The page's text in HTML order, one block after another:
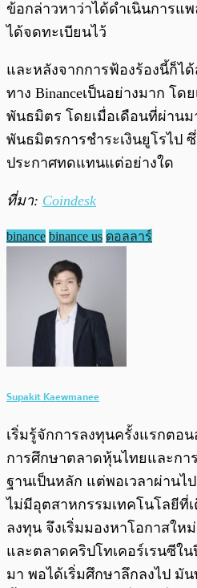
ข้อกล่าวหาว่าได้ดำเนินการแ
ได้จดทะเบียนไว้
และหลังจากการฟ้องร้องนี้ก็ไ
ทาง Binanceเป็นอย่างมาก โด
พันธมิตร โดยเมื่อเดือนที่ผ่าน
พันธมิตรการชำระเงินยูโรไป
ประกาศทดแทนแต่อย่างใด
ที่มา: Coindesk
binance binance us ดอลลาร์
Supakit Kaewmanee
เริ่มรู้จักการลงทุนครั้งแรกตอ
การศึกษาตลาดหุ้นไทยและกา
ฐานเป็นหลัก แต่พอเวลาผ่านไ
ไม่มีอุตสาหกรรมเทคโนโลยีที่
ลงทุน จึงเริ่มมองหาโอกาสให
และตลาดคริปโทเคอร์เรนซีใ
มา พอได้เริ่มศึกษาลึกลงไป มั